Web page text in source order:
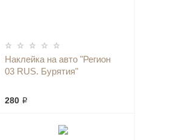
Наклейка на авто "Регион
03 RUS. Бурятия"
280 ₽